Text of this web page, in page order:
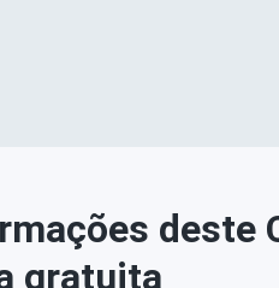
deste
gratuita